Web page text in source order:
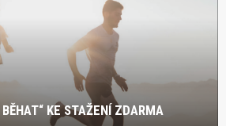
KE STAŽENÍ ZDARMA